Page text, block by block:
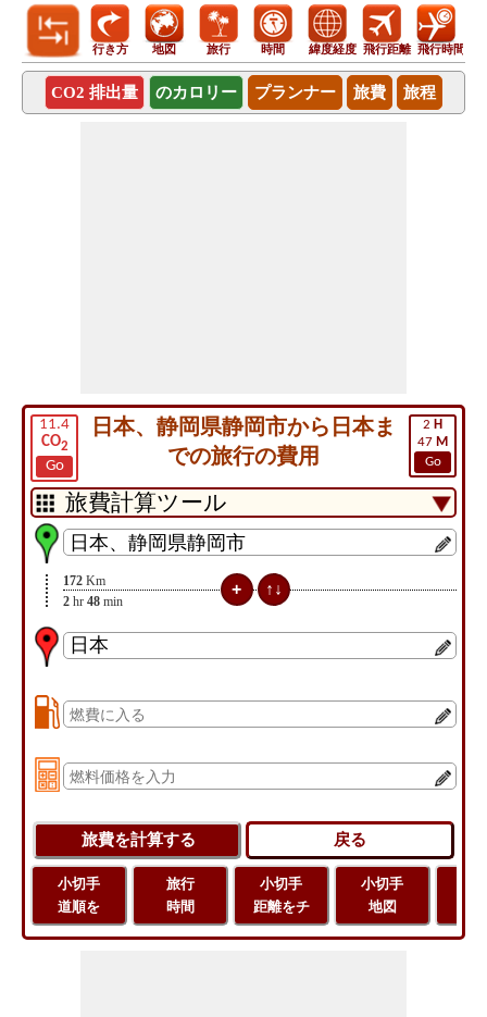
行き方 地図 旅行 時間 緯度経度 飛行距離 飛行時間
CO2 排出量 のカロリー プランナー 旅費 旅程
11.4
CO2
Go
2 H
47 M
Go
日本、静岡県静岡市から日本ま
での旅行の費用
172 Km
2 hr 48 min
小切手
道順を
旅行
時間
小切手
距離をチ
小切手
地図